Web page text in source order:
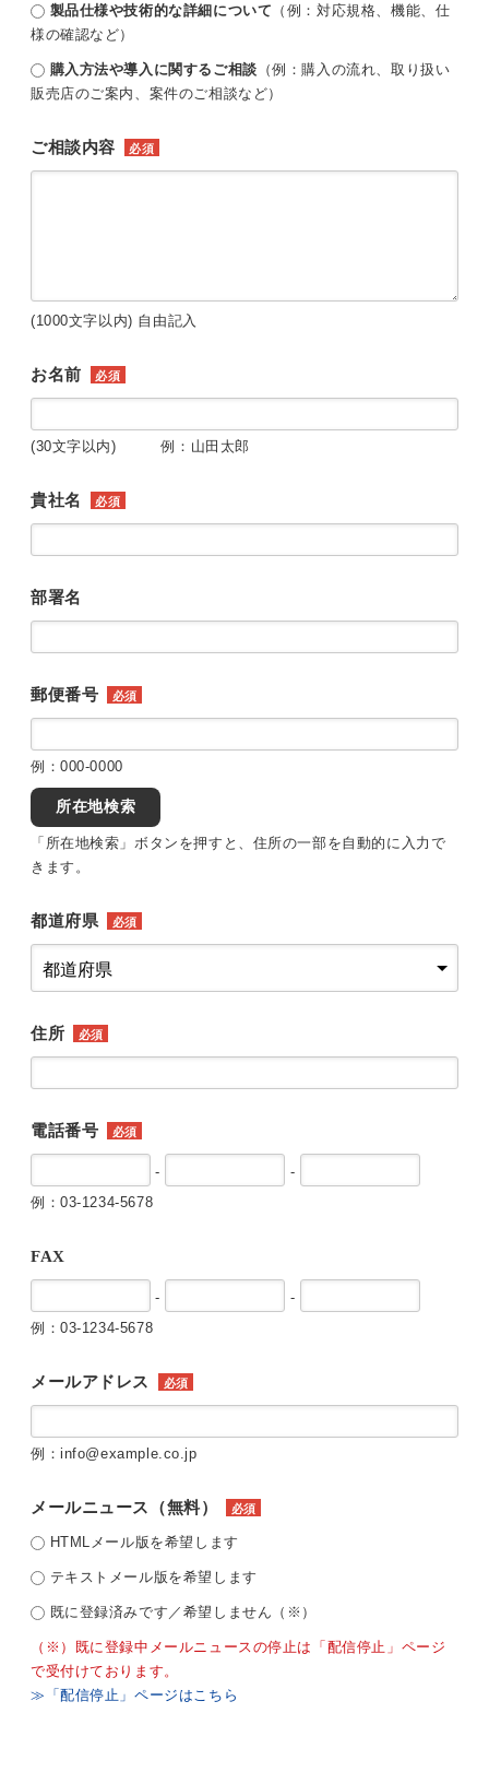
製品仕様や技術的な詳細について （例：対応規格、機能、仕
様の確認など）
購入方法や導入に関するご相談 （例：購入の流れ、取り扱い
販売店のご案内、案件のご相談など）
ご相談内容 必須
(1000文字以内) 自由記入
お名前 必須
(30文字以内) 例：山田太郎
貴社名 必須
部署名
郵便番号 必須
例：000-0000
所在地検索
「所在地検索」ボタンを押すと、住所の一部を自動的に入力で
きます。
都道府県 必須
住所 必須
電話番号 必須
-
-
例：03-1234-5678
FAX
-
-
例：03-1234-5678
メールアドレス 必須
例：info@example.co.jp
メールニュース（無料） 必須
HTMLメール版を希望します
テキストメール版を希望します
既に登録済みです／希望しません（※）
（※）既に登録中メールニュースの停止は「配信停止」ページ
で受付けております。
≫「配信停止」ページはこちら